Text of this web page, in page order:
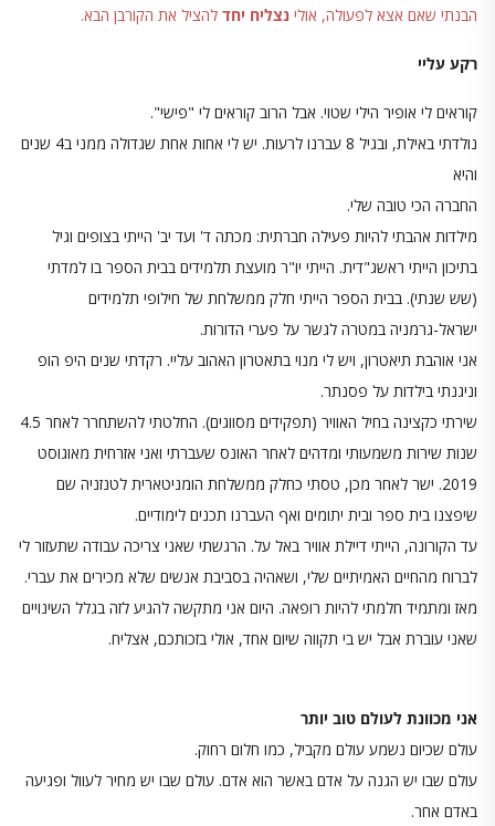
הבנתי שאם אצא לפעולה, אולי נצליח יחד להציל את הקורבן הבא.
רקע עליי
קוראים לי אופיר הילי שטוי. אבל הרוב קוראים לי "פישי".
נולדתי באילת, ובגיל 8 עברנו לרעות. יש לי אחות אחת שגדולה ממני ב4 שנים
והיא
החברה הכי טובה שלי.
מילדות אהבתי להיות פעילה חברתית: מכתה ד' ועד יב' הייתי בצופים וגיל
בתיכון הייתי ראשג"דית. הייתי יו"ר מועצת תלמידים בבית הספר בו למדתי
(שש שנתי). בבית הספר הייתי חלק ממשלחת של חילופי תלמידים
ישראל-גרמניה במטרה לגשר על פערי הדורות.
אני אוהבת תיאטרון, ויש לי מנוי בתאטרון האהוב עליי. רקדתי שנים היפ הופ
וניגנתי בילדות על פסנתר.
שירתי כקצינה בחיל האוויר (תפקידים מסווגים). החלטתי להשתחרר לאחר 4.5
שנות שירות משמעותי ומדהים לאחר האונס שעברתי ואני אזרחית מאוגוסט
2019. ישר לאחר מכן, טסתי כחלק ממשלחת הומניטארית לטנזניה שם
שיפצנו בית ספר ובית יתומים ואף העברנו תכנים לימודיים.
עד הקורונה, הייתי דיילת אוויר באל על. הרגשתי שאני צריכה עבודה שתעזור לי
לברוח מהחיים האמיתיים שלי, ושאהיה בסביבת אנשים שלא מכירים את עברי.
מאז ומתמיד חלמתי להיות רופאה. היום אני מתקשה להגיע לזה בגלל השינויים
שאני עוברת אבל יש בי תקווה שיום אחד, אולי בזכותכם, אצליח.
אני מכוונת לעולם טוב יותר
עולם שכיום נשמע עולם מקביל, כמו חלום רחוק.
עולם שבו יש הגנה על אדם באשר הוא אדם. עולם שבו יש מחיר לעוול ופגיעה
באדם אחר.